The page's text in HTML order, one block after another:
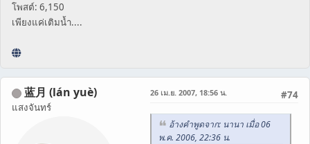
โพสต์: 6,150
เพียงแค่เติมน้ำ....
蓝月 (lán yuè)
แสงจันทร์
#74
26 เม.ย. 2007, 18:56 น.
อ้างคำพูดจาก: นานา เมื่อ 06
พ.ค. 2006, 22:36 น.